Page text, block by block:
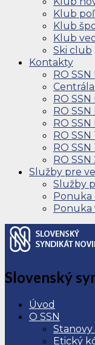
Klub
Klub
Klub
Ski club
Kontakty
RO
RO SSN
RO SSN
RO
RO
RO
RO SSN
Služby pre
Služby
Ponuka
Ponuka
Slovenský
Úvod
O SSN
Etický